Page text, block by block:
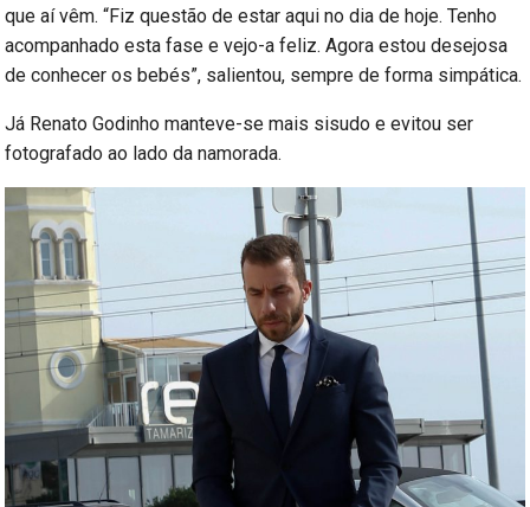
que aí vêm. “Fiz questão de estar aqui no dia de hoje. Tenho
acompanhado esta fase e vejo-a feliz. Agora estou desejosa
de conhecer os bebés”, salientou, sempre de forma simpática.
Já Renato Godinho manteve-se mais sisudo e evitou ser
fotografado ao lado da namorada.